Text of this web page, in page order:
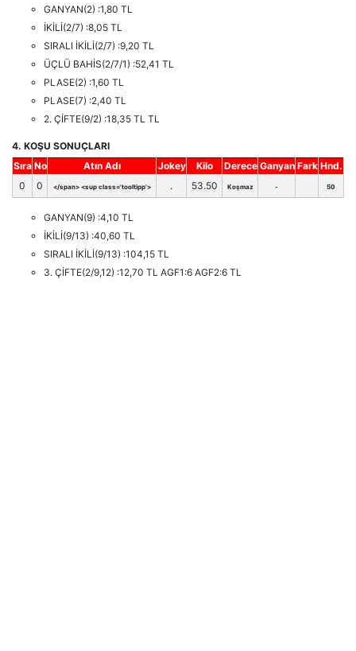
GANYAN(2) :1,80 TL
İKİLİ(2/7) :8,05 TL
SIRALI İKİLİ(2/7) :9,20 TL
ÜÇLÜ BAHİS(2/7/1) :52,41 TL
PLASE(2) :1,60 TL
PLASE(7) :2,40 TL
2. ÇİFTE(9/2) :18,35 TL TL
4. KOŞU SONUÇLARI
Sıra No Atın Adı Jokey Kilo Derece Ganyan Fark Hnd.
0
0 </span> <sup class='tooltipp'> . 53.50 Koşmaz - 50
GANYAN(9) :4,10 TL
İKİLİ(9/13) :40,60 TL
SIRALI İKİLİ(9/13) :104,15 TL
3. ÇİFTE(2/9,12) :12,70 TL AGF1:6 AGF2:6 TL